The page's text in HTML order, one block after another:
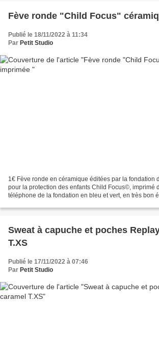
Fève ronde "Child Focus"
Publié le 18/11/2022 à 11:34
Par Petit Studio
1€ Fève ronde en céramique éditées par la fondation
pour la protection des enfants Child Focus©, imprimé
téléphone de la fondation en bleu et vert, en très bon
Sweat à capuche et poches
T.XS
Publié le 17/11/2022 à 07:46
Par Petit Studio